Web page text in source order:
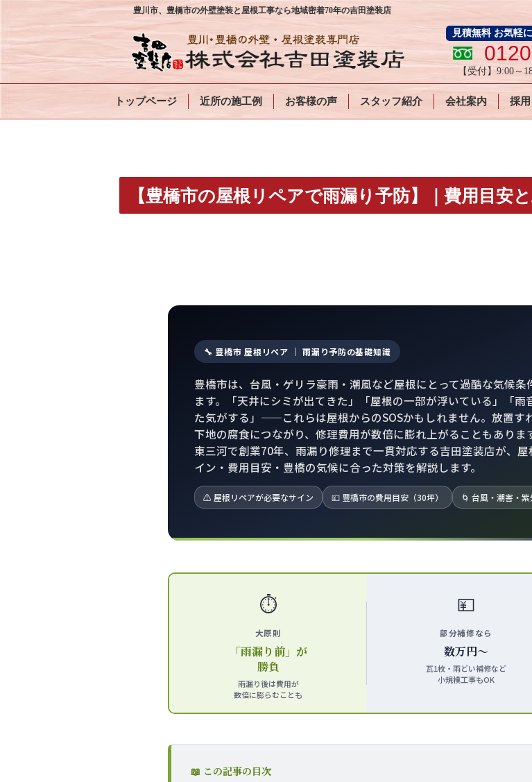
豊川市、豊橋市の外壁塗装と屋根工事なら地域密着70年の吉田塗装店
見積無料 お気軽
【受付】9:00～
トップページ 近所の施工例 お客様の声 スタッフ紹介 会社案内 採用
【豊橋市の屋根リペアで雨漏り予防】｜費用目安
🔧 豊橋市 屋根リペア ｜ 雨漏り予防の基礎知識
豊橋市は、台風・ゲリラ豪雨・潮風など屋根にとって過酷な気候条
ます。「天井にシミが出てきた」「屋根の一部が浮いている」「雨
た気がする」——これらは屋根からのSOSかもしれません。放置す
下地の腐食につながり、修理費用が数倍に膨れ上がることもありま
東三河で創業70年、雨漏り修理まで一貫対応する吉田塗装店が、屋
イン・費用目安・豊橋の気候に合った対策を解説します。
⚠ 屋根リペアが必要なサイン 💴 豊橋市の費用目安（30坪） 🌀 台風・潮害・
⏱
大原則
「雨漏り前」が
勝負
雨漏り後は費用が
数倍に膨らむことも
💴
部分補修なら
数万円〜
瓦1枚・雨どい補修など
小規模工事もOK
📖 この記事の目次